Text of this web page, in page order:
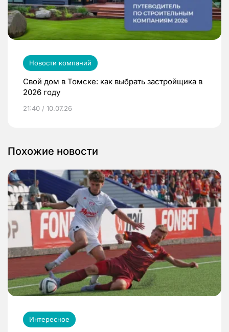
Новости компаний
Свой дом в Томске: как выбрать застройщика в
2026 году
21:40 / 10.07.26
Похожие новости
Интересное